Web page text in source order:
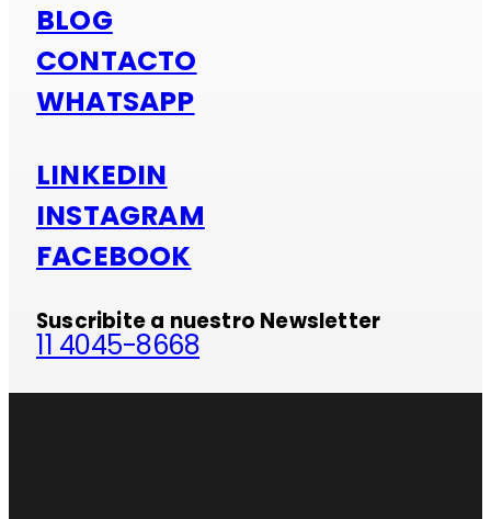
BLOG
CONTACTO
WHATSAPP
LINKEDIN
INSTAGRAM
FACEBOOK
Suscribite a nuestro Newsletter
11 4045-8668